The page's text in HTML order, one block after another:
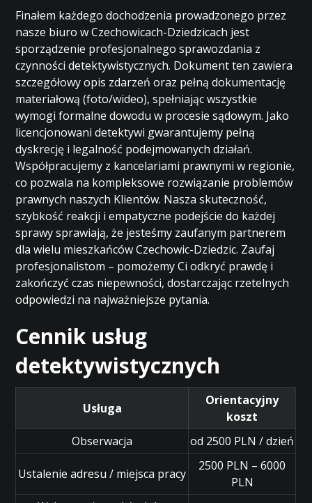
Finałem każdego dochodzenia prowadzonego przez
nasze biuro w Czechowicach-Dziedzicach jest
sporządzenie profesjonalnego sprawozdania z
czynności detektywistycznych. Dokument ten zawiera
szczegółowy opis zdarzeń oraz pełną dokumentację
materiałową (foto/wideo), spełniając wszystkie
wymogi formalne dowodu w procesie sądowym. Jako
licencjonowani detektywi gwarantujemy pełną
dyskrecję i legalność podejmowanych działań.
Współpracujemy z kancelariami prawnymi w regionie,
co pozwala na kompleksowe rozwiązanie problemów
prawnych naszych Klientów. Nasza skuteczność,
szybkość reakcji i empatyczne podejście do każdej
sprawy sprawiają, że jesteśmy zaufanym partnerem
dla wielu mieszkańców Czechowic-Dziedzic. Zaufaj
profesjonalistom – pomożemy Ci odkryć prawdę i
zakończyć czas niepewności, dostarczając rzetelnych
odpowiedzi na najważniejsze pytania.
Cennik usług
detektywistycznych
Usługa
Orientacyjny
koszt
Obserwacja
od 2500 PLN / dzień
Ustalenie adresu / miejsca pracy
2500 PLN – 6000
PLN